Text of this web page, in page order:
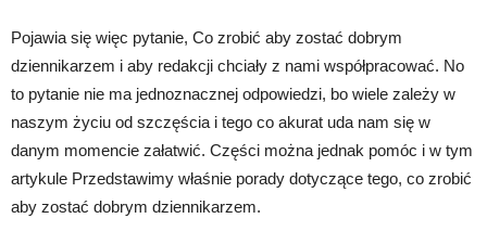
Pojawia się więc pytanie, Co zrobić aby zostać dobrym
dziennikarzem i aby redakcji chciały z nami współpracować. No
to pytanie nie ma jednoznacznej odpowiedzi, bo wiele zależy w
naszym życiu od szczęścia i tego co akurat uda nam się w
danym momencie załatwić. Części można jednak pomóc i w tym
artykule Przedstawimy właśnie porady dotyczące tego, co zrobić
aby zostać dobrym dziennikarzem.